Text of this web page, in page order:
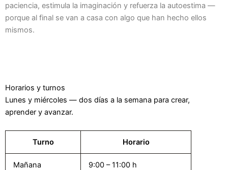
paciencia, estimula la imaginación y refuerza la autoestima —
porque al final se van a casa con algo que han hecho ellos
mismos.
Horarios y turnos
Lunes y miércoles — dos días a la semana para crear,
aprender y avanzar.
Turno Horario
Mañana 9:00 – 11:00 h